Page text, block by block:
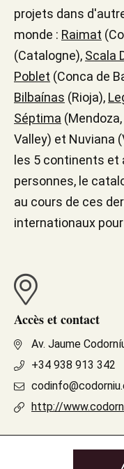
projets dans
monde : Raimat
(Catalogne), Scala
Poblet (Conca de
Bilbaínas (Rioja),
Séptima
Valley) et Nuviana
les 5 continents et
personnes, le
au cours de ces
internationaux
Accès et contact
Av. Jaume
+34 938 913 342
http://